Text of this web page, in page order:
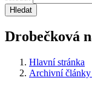
Drobečková
Hlavní stránka
Archivní články